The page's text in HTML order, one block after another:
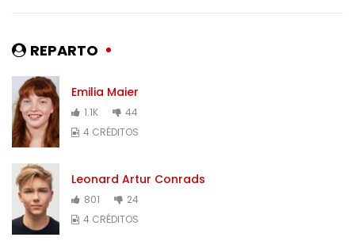
REPARTO
Emilia Maier
1.1K
44
4 CRÉDITOS
Leonard Artur Conrads
801
24
4 CRÉDITOS